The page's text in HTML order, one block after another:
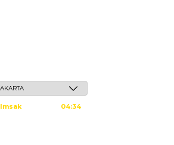
Imsak 04:34